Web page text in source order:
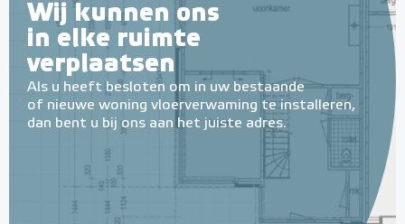
Wij kunnen ons
in elke ruimte
verplaatsen
Als u heeft besloten om in uw bestaande
of nieuwe woning vloerverwaming te installeren,
dan bent u bij ons aan het juiste adres.